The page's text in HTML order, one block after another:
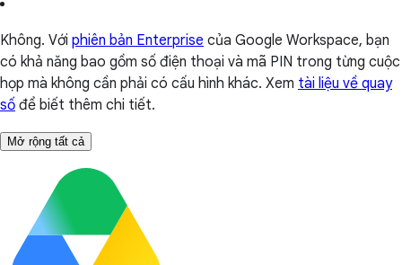
Không. Với phiên bản Enterprise của Google Workspace, bạn
có khả năng bao gồm số điện thoại và mã PIN trong từng cuộc
họp mà không cần phải có cấu hình khác. Xem tài liệu về quay
số để biết thêm chi tiết.
Mở rộng tất cả